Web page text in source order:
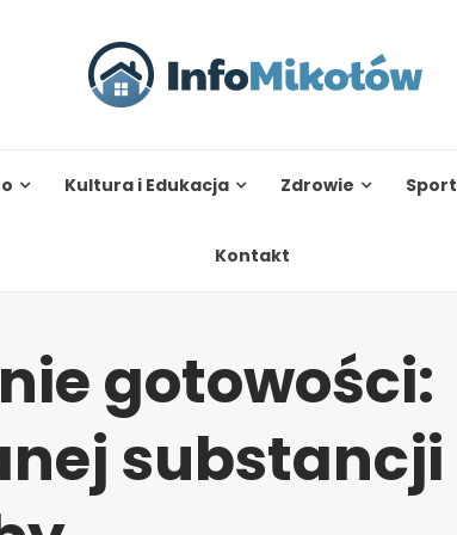
Kultura i Edukacja Zdrowie Sport
Kontakt
gotowości:
substancji